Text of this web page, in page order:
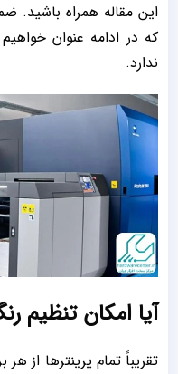
این مقاله همراه باشید.
که در ادامه عنوان
ندارد.
آیا امکان تنظیم
تقریباً تمام پرینترها از